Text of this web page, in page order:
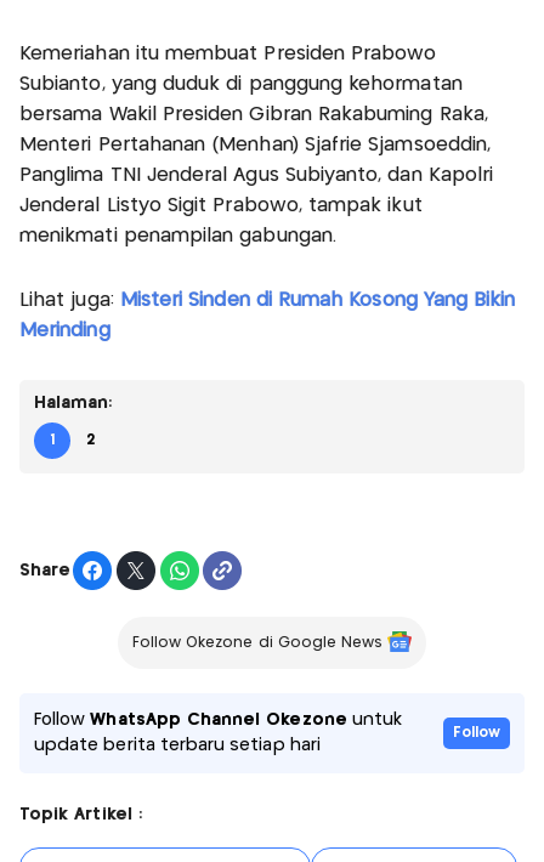
Kemeriahan itu membuat Presiden Prabowo
Subianto, yang duduk di panggung kehormatan
bersama Wakil Presiden Gibran Rakabuming Raka,
Menteri Pertahanan (Menhan) Sjafrie Sjamsoeddin,
Panglima TNI Jenderal Agus Subiyanto, dan Kapolri
Jenderal Listyo Sigit Prabowo, tampak ikut
menikmati penampilan gabungan.
Lihat juga: Misteri Sinden di Rumah Kosong Yang Bikin
Merinding
Halaman:
1 2
Share
Follow Okezone di Google News
FollowWhatsApp Channel Okezone untuk
update berita terbaru setiap hari
Follow
Topik Artikel :